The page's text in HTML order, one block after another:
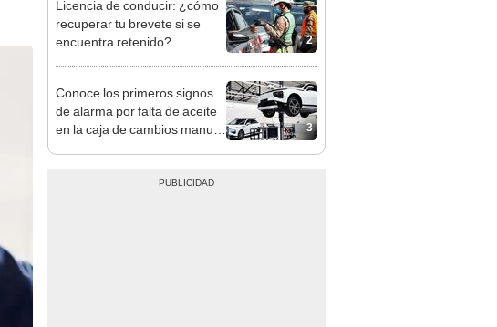
2
Licencia de conducir: ¿cómo
recuperar tu brevete si se
encuentra retenido?
3
Conoce los primeros signos
de alarma por falta de aceite
en la caja de cambios manual